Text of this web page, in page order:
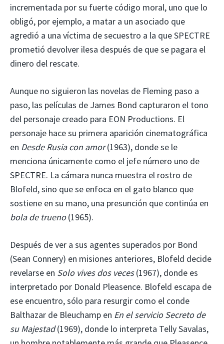
incrementada por su fuerte código moral, uno que lo
obligó, por ejemplo, a matar a un asociado que
agredió a una víctima de secuestro a la que SPECTRE
prometió devolver ilesa después de que se pagara el
dinero del rescate.
Aunque no siguieron las novelas de Fleming paso a
paso, las películas de James Bond capturaron el tono
del personaje creado para EON Productions. El
personaje hace su primera aparición cinematográfica
en Desde Rusia con amor(1963), donde se le
menciona únicamente como el jefe número uno de
SPECTRE. La cámara nunca muestra el rostro de
Blofeld, sino que se enfoca en el gato blanco que
sostiene en su mano, una presunción que continúa en
bola de trueno(1965).
Después de ver a sus agentes superados por Bond
(Sean Connery) en misiones anteriores, Blofeld decide
revelarse en Solo vives dos veces(1967), donde es
interpretado por Donald Pleasence. Blofeld escapa de
ese encuentro, sólo para resurgir como el conde
Balthazar de Bleuchamp en En el servicio Secreto de
su Majestad(1969), donde lo interpreta Telly Savalas,